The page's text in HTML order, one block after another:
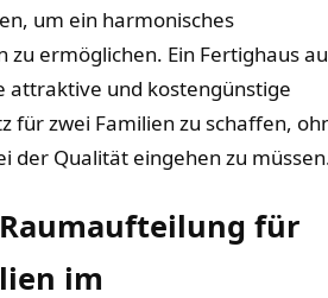
um ein harmonisches
zu ermöglichen. Ein Fertighaus
attraktive und kostengünstige
für ⁣zwei‌ Familien zu schaffen,‍
der⁤ Qualität eingehen ⁢zu
für
im